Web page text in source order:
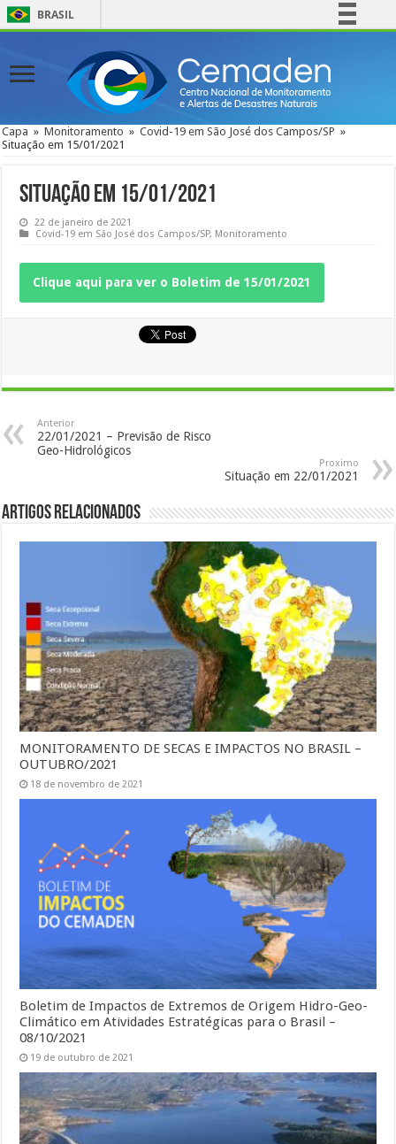
BRASIL
Comunica BR
Participe
Acesso à informação
Capa » Monitoramento » Covid-19 em São José dos Campos/SP »
Situação em 15/01/2021
Situação em 15/01/2021
22 de janeiro de 2021
Covid-19 em São José dos Campos/SP, Monitoramento
Clique aqui para ver o Boletim de 15/01/2021
Anterior
22/01/2021 – Previsão de Risco
Geo-Hidrológicos
Proximo
Situação em 22/01/2021
Artigos Relacionados
MONITORAMENTO DE SECAS E IMPACTOS NO BRASIL –
OUTUBRO/2021
18 de novembro de 2021
Boletim de Impactos de Extremos de Origem Hidro-Geo-
Climático em Atividades Estratégicas para o Brasil –
08/10/2021
19 de outubro de 2021